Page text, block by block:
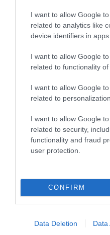
I want to allow Google
related to analytics like
device identifiers in apps.
I want to allow Google
related to functionality
I want to allow Google
related to personalization.
I want to allow Google
related to security,
functionality and fraud
user protection.
CONFIRM
Data Deletion Data
Καινούργιου τα
Στις 04:30 τα
25.06.2021 - 12:02